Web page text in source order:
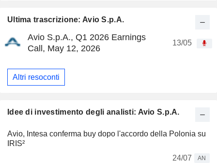
Ultima trascrizione: Avio S.p.A.
Avio S.p.A., Q1 2026 Earnings
Call, May 12, 2026
13/05
Altri resoconti
Idee di investimento degli analisti: Avio S.p.A.
Avio, Intesa conferma buy dopo l'accordo della Polonia su
IRIS²
24/07
AN